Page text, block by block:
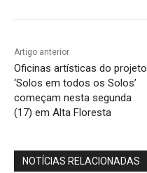
Artigo anterior
Oficinas artísticas do projeto
‘Solos em todos os Solos’
começam nesta segunda
(17) em Alta Floresta
NOTÍCIAS RELACIONADAS